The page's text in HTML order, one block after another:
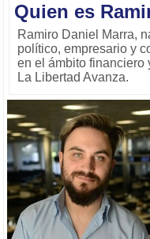
Quien es
Ramiro Daniel Marra,
político, empresario y
en el ámbito financiero
La Libertad Avanza.